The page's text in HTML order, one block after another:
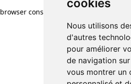
cookies
Nous utilisons
d'autres
pour améliorer
de navigation
vous montrer un
browser console for more information)